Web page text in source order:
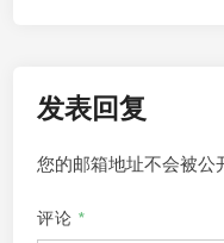
发表回复
您的邮箱地址不会被公
评论 *